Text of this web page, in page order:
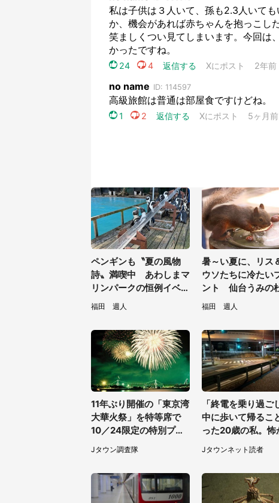
ペンギンも〝夏の風物
詩〟満喫中 あわしまマ
リンパークの恒例イベン
トに2.2万興奮「ずっと
見てたい」
福田 週人
暑～い夏に、リス
ウソたちに冷たい
ント 仙台うみの
館の企画がやさし
／31～8／23】
福田 週人
11年ぶり開催の「東京湾
大華火祭」を特等席で
10／24限定の特別プラ
ンをコンラッド東京が販
売【8／3～10／16】
Jタウン調査隊
「終電を乗り過ご
中に歩いて帰るこ
った20歳の私。怖
たけど、信号待ち
道を尋ねたら...」
Jタウンネット読者